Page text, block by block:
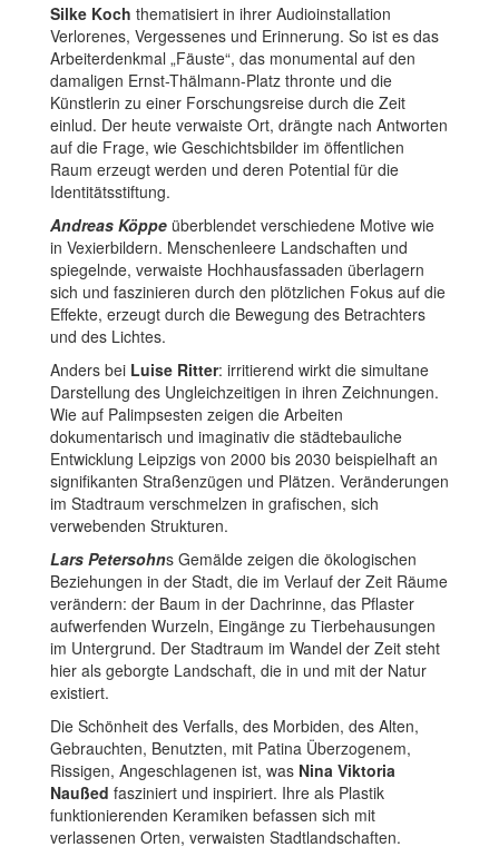
Silke Koch thematisiert in ihrer Audioinstallation
Verlorenes, Vergessenes und Erinnerung. So ist es das
Arbeiterdenkmal „Fäuste“, das monumental auf den
damaligen Ernst-Thälmann-Platz thronte und die
Künstlerin zu einer Forschungsreise durch die Zeit
einlud. Der heute verwaiste Ort, drängte nach Antworten
auf die Frage, wie Geschichtsbilder im öffentlichen
Raum erzeugt werden und deren Potential für die
Identitätsstiftung.
Andreas Köppe überblendet verschiedene Motive wie
in Vexierbildern. Menschenleere Landschaften und
spiegelnde, verwaiste Hochhausfassaden überlagern
sich und faszinieren durch den plötzlichen Fokus auf die
Effekte, erzeugt durch die Bewegung des Betrachters
und des Lichtes.
Anders bei Luise Ritter: irritierend wirkt die simultane
Darstellung des Ungleichzeitigen in ihren Zeichnungen.
Wie auf Palimpsesten zeigen die Arbeiten
dokumentarisch und imaginativ die städtebauliche
Entwicklung Leipzigs von 2000 bis 2030 beispielhaft an
signifikanten Straßenzügen und Plätzen. Veränderungen
im Stadtraum verschmelzen in grafischen, sich
verwebenden Strukturen.
Lars Petersohns Gemälde zeigen die ökologischen
Beziehungen in der Stadt, die im Verlauf der Zeit Räume
verändern: der Baum in der Dachrinne, das Pflaster
aufwerfenden Wurzeln, Eingänge zu Tierbehausungen
im Untergrund. Der Stadtraum im Wandel der Zeit steht
hier als geborgte Landschaft, die in und mit der Natur
existiert.
Die Schönheit des Verfalls, des Morbiden, des Alten,
Gebrauchten, Benutzten, mit Patina Überzogenem,
Rissigen, Angeschlagenen ist, was Nina Viktoria
Naußed fasziniert und inspiriert. Ihre als Plastik
funktionierenden Keramiken befassen sich mit
verlassenen Orten, verwaisten Stadtlandschaften.